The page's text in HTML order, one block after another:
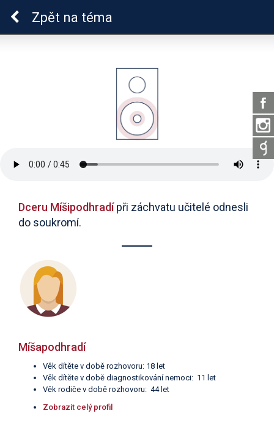
Epilepsie u dětí
Zpět na téma
Dceru Míšipodhradípři záchvatu učitelé odnesli
do soukromí.
Míšapodhradí
Věk dítěte v době rozhovoru: 18 let
Věk dítěte v době diagnostikování nemoci: 11 let
Věk rodiče v době rozhovoru: 44 let
Zobrazit celý profil